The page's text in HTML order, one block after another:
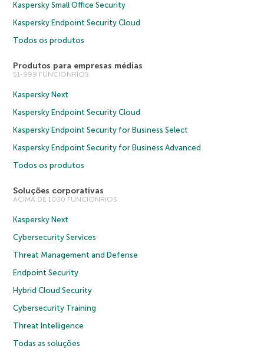
Kaspersky Small Office Security
Kaspersky Endpoint Security Cloud
Todos os produtos
Produtos para empresas médias
51-999 FUNCIONRIOS
Kaspersky Next
Kaspersky Endpoint Security Cloud
Kaspersky Endpoint Security for Business Select
Kaspersky Endpoint Security for Business Advanced
Todos os produtos
Soluções corporativas
ACIMA DE 1000 FUNCIONRIOS
Kaspersky Next
Cybersecurity Services
Threat Management and Defense
Endpoint Security
Hybrid Cloud Security
Cybersecurity Training
Threat Intelligence
Todas as soluções